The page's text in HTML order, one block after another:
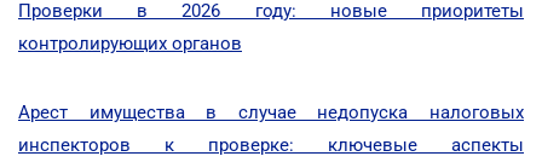
Проверки в 2026 году: новые приоритеты
контролирующих органов
Арест имущества в случае недопуска налоговых
инспекторов к проверке: ключевые аспекты